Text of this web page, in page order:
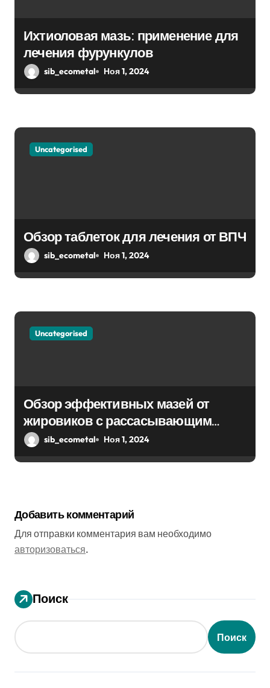
п
и
я
Ихтиоловая мазь: применение для
лечения фурункулов
sib_ecometal Ноя 1, 2024
Uncategorised
Обзор таблеток для лечения от ВПЧ
sib_ecometal Ноя 1, 2024
Uncategorised
Обзор эффективных мазей от
жировиков с рассасывающим
эффектом
sib_ecometal Ноя 1, 2024
Добавить комментарий
Для отправки комментария вам необходимо
авторизоваться.
Поиск
Поиск